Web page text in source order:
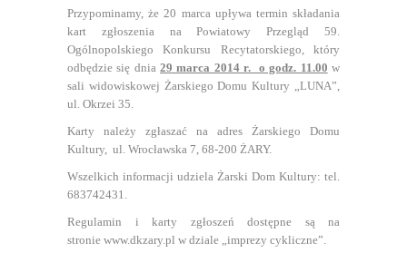
Przypominamy, że 20 marca upływa termin składania
kart zgłoszenia na Powiatowy Przegląd 59.
Ogólnopolskiego Konkursu Recytatorskiego, który
odbędzie się dnia29 marca 2014 r. o godz. 11.00 w
sali widowiskowej Żarskiego Domu Kultury „LUNA”,
ul. Okrzei 35.
Karty należy zgłaszać na adres Żarskiego Domu
Kultury, ul. Wrocławska 7, 68-200 ŻARY.
Wszelkich informacji udziela Żarski Dom Kultury: tel.
683742431.
Regulamin i karty zgłoszeń dostępne są na
stronie www.dkzary.pl w dziale „imprezy cykliczne”.